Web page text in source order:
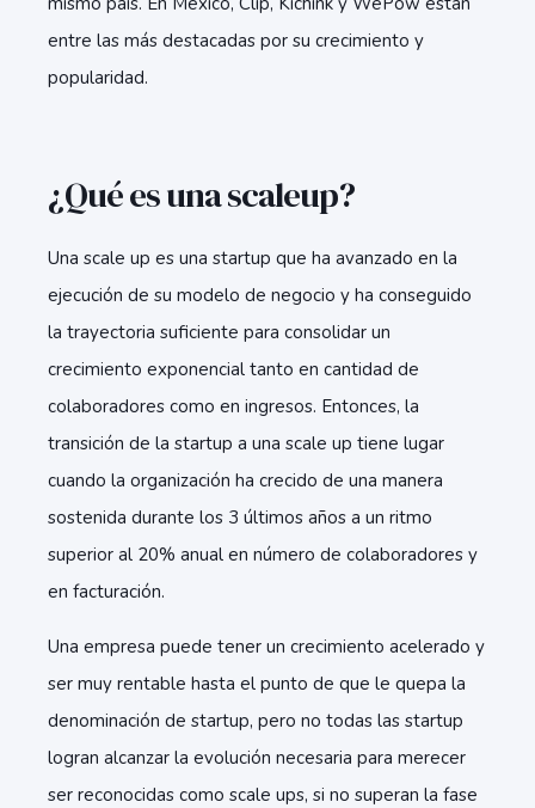
entre las más destacadas por su crecimiento y
popularidad.
¿Qué es una scaleup?
Una scale up es una startup que ha avanzado en la
ejecución de su modelo de negocio y ha conseguido
la trayectoria suficiente para consolidar un
crecimiento exponencial tanto en cantidad de
colaboradores como en ingresos. Entonces, la
transición de la startup a una scale up tiene lugar
cuando la organización ha crecido de una manera
sostenida durante los 3 últimos años a un ritmo
superior al 20% anual en número de colaboradores y
en facturación.
Una empresa puede tener un crecimiento acelerado y
ser muy rentable hasta el punto de que le quepa la
denominación de startup, pero no todas las startup
logran alcanzar la evolución necesaria para merecer
ser reconocidas como scale ups, si no superan la fase